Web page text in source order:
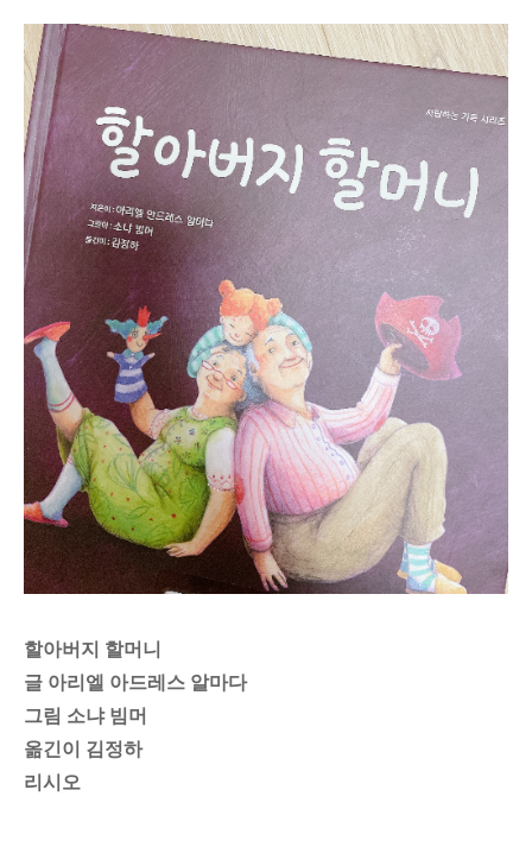
할아버지 할머니
글 아리엘 아드레스 알마다
그림 소냐 빔머
옮긴이 김정하
리시오